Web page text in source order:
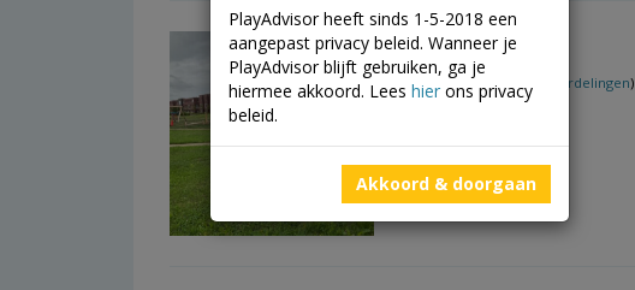
Rode Geus
0 beoordelingen)
PlayAdvisor heeft sinds 1-5-2018 een
aangepast privacy beleid. Wanneer je
PlayAdvisor blijft gebruiken, ga je
hiermee akkoord. Lees hier ons privacy
beleid.
Akkoord & doorgaan